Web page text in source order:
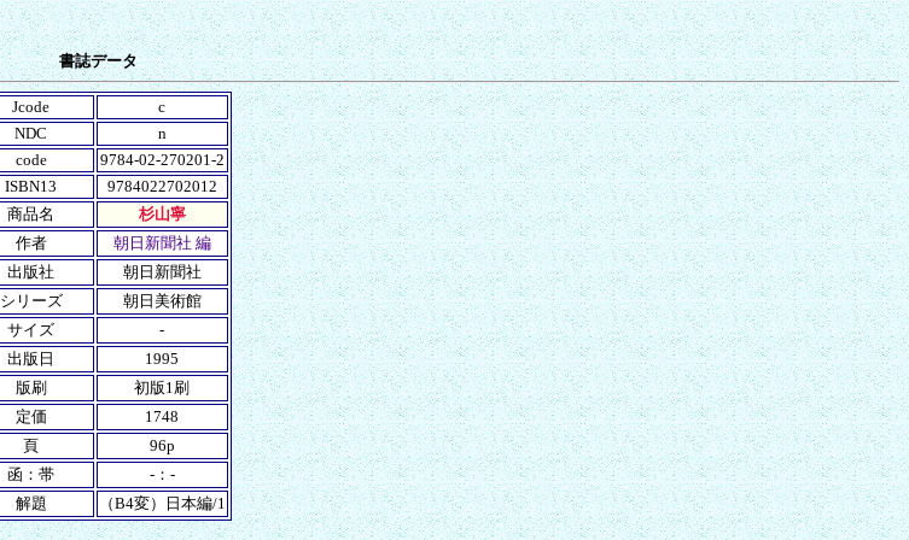
書誌データ
Jcode
c
NDC
n
code
9784-02-270201-2
ISBN13
9784022702012
商品名
杉山寧
作者
朝日新聞社 編
出版社
朝日新聞社
シリーズ
朝日美術館
サイズ
-
出版日
1995
版刷
初版1刷
定価
1748
頁
96p
函：帯
-：-
解題
（B4変）日本編/1